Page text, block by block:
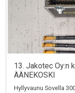
13. Jakotec Oy:n
ÄÄNEKOSKI
Hyllyvaunu Sovella